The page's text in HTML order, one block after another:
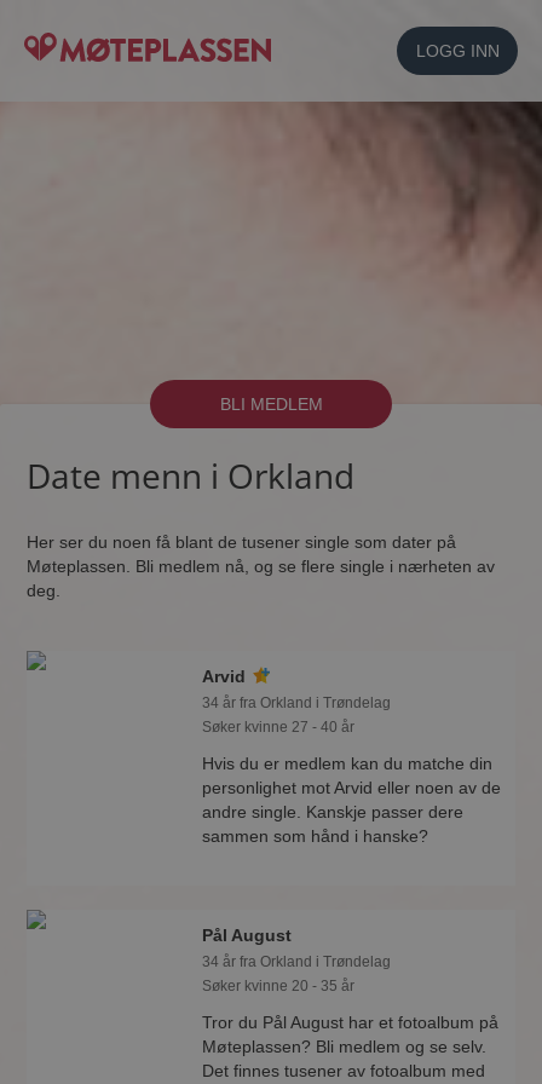
LOGG INN
BLI MEDLEM
Date menn i Orkland
Her ser du noen få blant de tusener single som dater på
Møteplassen. Bli medlem nå, og se flere single i nærheten av
deg.
Arvid
34 år fra Orkland i Trøndelag
Søker kvinne 27 - 40 år
Hvis du er medlem kan du matche din
personlighet mot Arvid eller noen av de
andre single. Kanskje passer dere
sammen som hånd i hanske?
Pål August
34 år fra Orkland i Trøndelag
Søker kvinne 20 - 35 år
Tror du Pål August har et fotoalbum på
Møteplassen? Bli medlem og se selv.
Det finnes tusener av fotoalbum med